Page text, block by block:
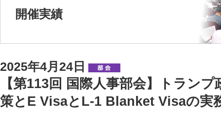
開催実績
2025年4月24日
【第113回 国際人事部会】トラン
策とE VisaとL-1 Blanket Visaの実